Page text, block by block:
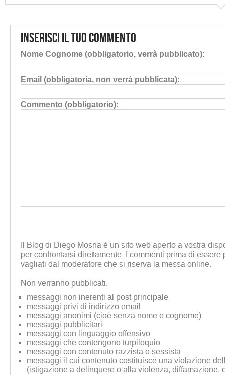
Inserisci il tuo commento
Nome Cognome (obbligatorio, verrà pubblicato):
Email (obbligatoria, non verrà pubblicata):
Commento (obbligatorio):
Il Blog di Diego Mosna è un sito web aperto a vostra
per confrontarsi direttamente. I commenti prima di essere
vagliati dal moderatore che si riserva la messa online.
Non verranno pubblicati:
messaggi non inerenti al post principale
messaggi privi di indirizzo email
messaggi anonimi (cioè senza nome e cognome)
messaggi pubblicitari
messaggi con linguaggio offensivo
messaggi che contengono turpiloquio
messaggi con contenuto razzista o sessista
messaggi il cui contenuto costituisce una violazione
(istigazione a delinquere o alla violenza, diffamazione,